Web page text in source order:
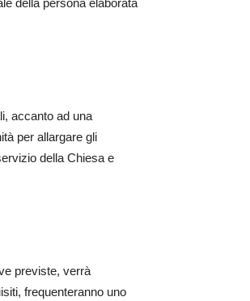
della persona elaborata
accanto ad una
per allargare gli
della Chiesa e
previste, verrà
frequenteranno uno